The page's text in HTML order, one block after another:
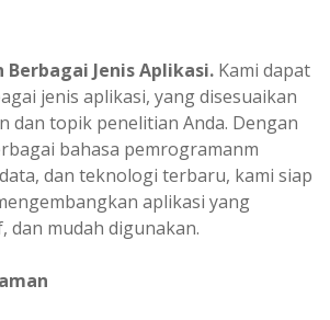
Berbagai Jenis Aplikasi. Kami dapat
jenis aplikasi, yang disesuaikan
dan topik penelitian Anda. Dengan
bahasa pemrogramanm
dan teknologi terbaru, kami siap
aplikasi yang
dan mudah digunakan.